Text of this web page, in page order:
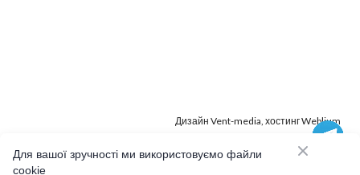
Дизайн Vent-media , хостингWeblium
Політика конфіденційності
Для вашої зручності ми використовуємо файли
cookie